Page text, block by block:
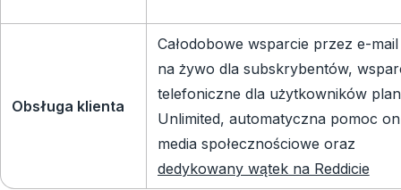
Obsługa klienta
Całodobowe wsparcie przez e-
na żywo dla subskrybentów,
telefoniczne dla użytkowników
Unlimited, automatyczna pomoc
media społecznościowe oraz
dedykowany wątek na Reddicie